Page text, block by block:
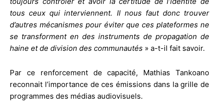
tous ceux qui interviennent. Il nous faut donc trouver
d’autres mécanismes pour éviter que ces plateformes ne
se transforment en des instruments de propagation de
haine et de division des communautés » a-t-il fait savoir.
Par ce renforcement de capacité, Mathias Tankoano
reconnait l’importance de ces émissions dans la grille de
programmes des médias audiovisuels.